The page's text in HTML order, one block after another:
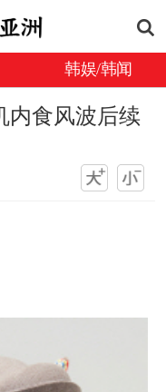
韩娱/韩闻
内食风波后续